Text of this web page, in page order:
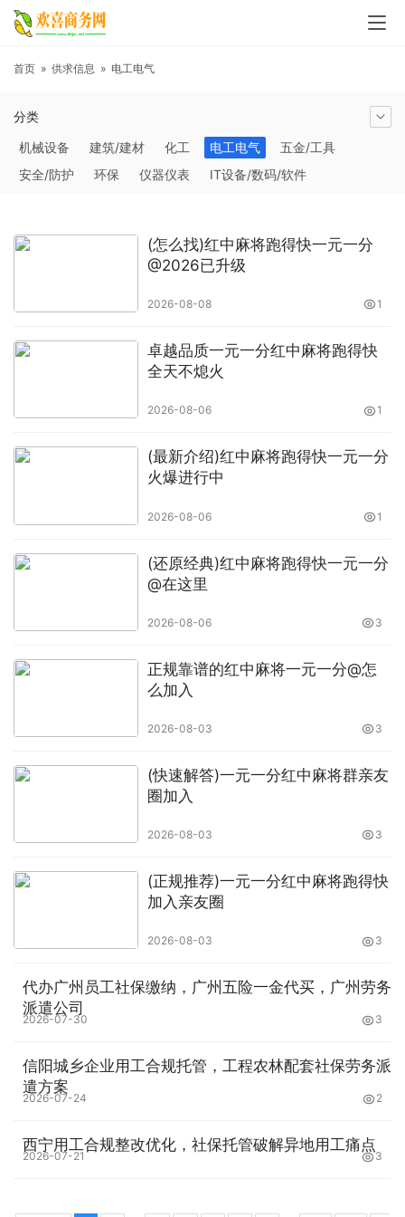
首页 » 供求信息 » 电工电气
分类
机械设备
建筑/建材 化工 电工电气
五金/工具
安全/防护
环保 仪器仪表
IT设备/数码/软件
汽摩及配件
日用百货 能源 加工 照明
通信产品
工艺品/礼品
纺织/皮革 办公/文教 其他未分类
(怎么找)红中麻将跑得快一元一分
@2026已升级
2026-08-08 1
卓越品质一元一分红中麻将跑得快
全天不熄火
2026-08-06 1
(最新介绍)红中麻将跑得快一元一分
火爆进行中
2026-08-06 1
(还原经典)红中麻将跑得快一元一分
@在这里
2026-08-06 3
正规靠谱的红中麻将一元一分@怎
么加入
2026-08-03 3
(快速解答)一元一分红中麻将群亲友
圈加入
2026-08-03 3
(正规推荐)一元一分红中麻将跑得快
加入亲友圈
2026-08-03 3
代办广州员工社保缴纳，广州五险一金代买，广州劳务
派遣公司
2026-07-30 3
信阳城乡企业用工合规托管，工程农林配套社保劳务派
遣方案
2026-07-24 2
西宁用工合规整改优化，社保托管破解异地用工痛点
2026-07-21 3